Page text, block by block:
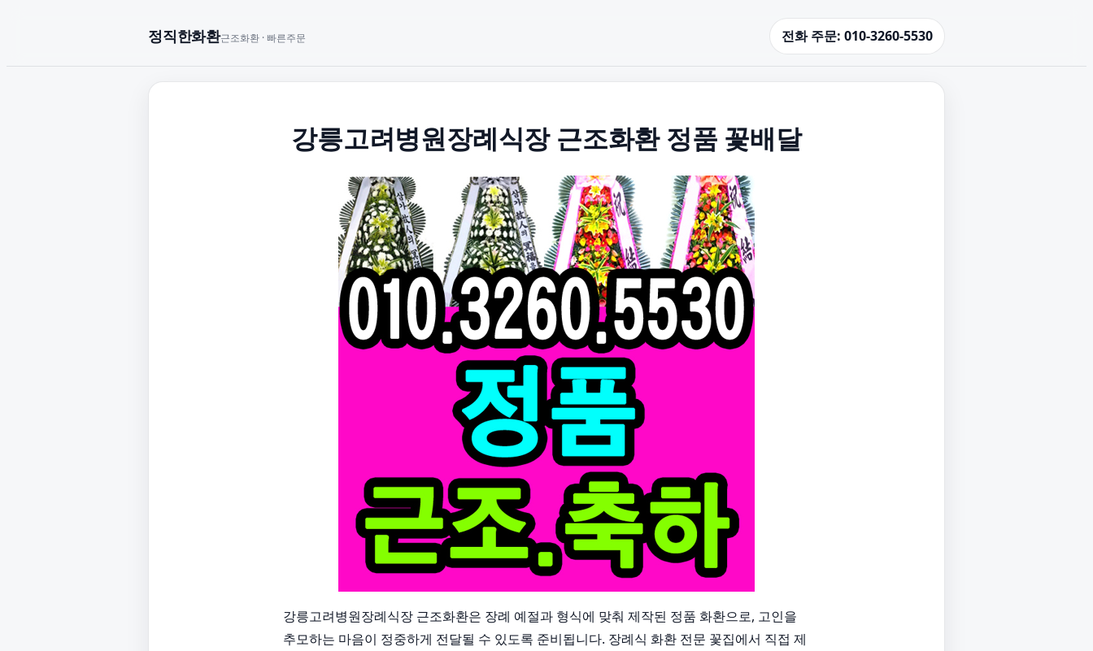
정직한화환근조화환 · 빠른주문 전화 주문: 010-3260-5530
강릉고려병원장례식장 근조화환 정품 꽃배달
강릉고려병원장례식장 근조화환은 장례 예절과 형식에 맞춰 제작된 정품 화환으로, 고인을
추모하는 마음이 정중하게 전달될 수 있도록 준비됩니다. 장례식 화환 전문 꽃집에서 직접 제